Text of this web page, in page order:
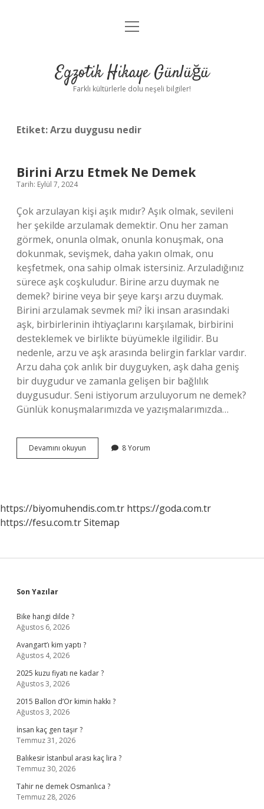
Anasayfa
Yasal Uyarı
menüyü
Egzotik Hikaye Günlüğü
Farklı kültürlerle dolu neşeli bilgiler!
Etiket:Arzu duygusu nedir
Birini Arzu Etmek Ne Demek
Tarih: Eylül 7, 2024
Çok arzulayan kişi aşık mıdır? Aşık olmak, sevileni
her şekilde arzulamak demektir. Onu her zaman
görmek, onunla olmak, onunla konuşmak, ona
dokunmak, sevişmek, daha yakın olmak, onu
keşfetmek, ona sahip olmak istersiniz. Arzuladığınız
sürece aşk coşkuludur. Birine arzu duymak ne
demek? birine veya bir şeye karşı arzu duymak.
Birini arzulamak sevmek mi? İki insan arasındaki
aşk, birbirlerinin ihtiyaçlarını karşılamak, birbirini
desteklemek ve birlikte büyümekle ilgilidir. Bu
nedenle, arzu ve aşk arasında belirgin farklar vardır.
Arzu daha çok anlık bir duyguyken, aşk daha geniş
bir duygudur ve zamanla gelişen bir bağlılık
duygusudur. Seni istiyorum arzuluyorum ne demek?
Günlük konuşmalarımızda ve yazışmalarımızda…
Devamını okuyun
Arzu
8 Yorum
https://biyomuhendis.com.tr https://goda.com.tr
https://fesu.com.trSitemap
Sidebar
Son Yazılar
Bike hangi dilde ?
Ağustos 6, 2026
Avangart’ı kim yaptı ?
Ağustos 4, 2026
2025 kuzu fiyatı ne kadar ?
Ağustos 3, 2026
2015 Ballon d’Or kimin hakkı ?
Ağustos 3, 2026
İnsan kaç gen taşır ?
Temmuz 31, 2026
Balıkesir İstanbul arası kaç lira ?
Temmuz 30, 2026
Tahir ne demek Osmanlıca ?
Temmuz 28, 2026